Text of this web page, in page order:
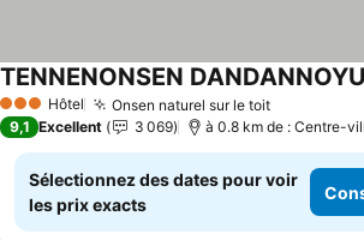
3 ÉtoilesHôtel Onsen naturel sur le toitConsulter
Consulter les prix
9,1 Excellent 3 069 à 0.8 km de : Centre-
Sélectionnez des dates pour voir
les prix exacts